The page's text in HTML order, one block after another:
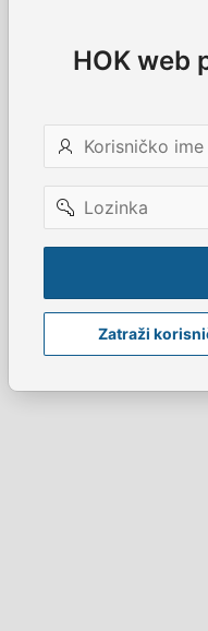
HOK web
Korisničko
ime
Lozinka
Zatraži